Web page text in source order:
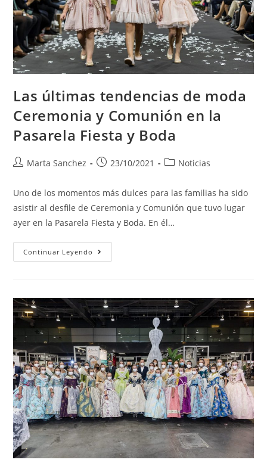
Las últimas tendencias de moda
Ceremonia y Comunión en la
Pasarela Fiesta y Boda
Marta Sanchez 23/10/2021 Noticias
Uno de los momentos más dulces para las familias ha sido
asistir al desfile de Ceremonia y Comunión que tuvo lugar
ayer en la Pasarela Fiesta y Boda. En él…
Continuar Leyendo